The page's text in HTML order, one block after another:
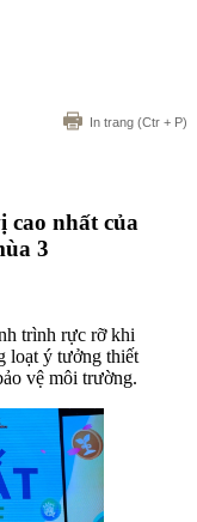
In trang (Ctr + P)
cao nhất của
3
trình rực rỡ khi
loạt ý tưởng thiết
vệ môi trường.